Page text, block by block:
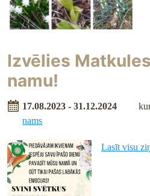
Izvēlies
namu!
17.08.2023 - 31.12.2024
nams
Lasīt visu